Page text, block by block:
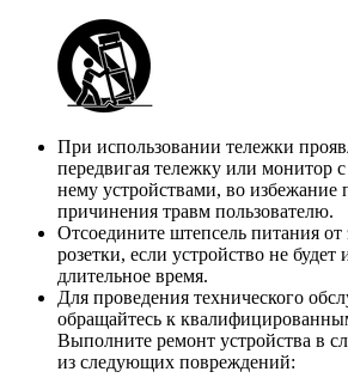
При использовании тележки
передвигая тележку или монитор
нему устройствами, во избежание
причинения травм пользователю.
Отсоедините штепсель питания от
розетки, если устройство не будет
длительное время.
Для проведения технического
обращайтесь к
Выполните ремонт устройства в
из следующих повреждений: